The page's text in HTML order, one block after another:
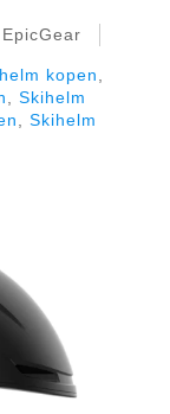
kopen
Skihelm
Skihelm